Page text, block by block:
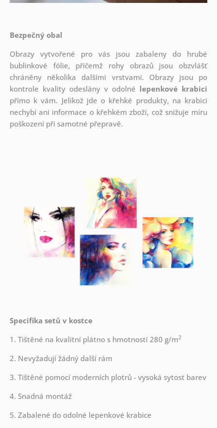
Bezpečný obal
Obrazy vytvořené pro vás jsou zabaleny do hrubé
bublinkové fólie, přičemž rohy obrazů jsou obzvlášť
chráněny několika dalšími vrstvami. Obrazy jsou po
kontrole kvality odeslány v odolné lepenkové krabici
přímo k vám. Jelikož jde o křehké produkty, na krabici
nechybí ani informace o křehkém zboží, což snižuje míru
poškození při samotné přepravě.
Specifika setů v kostce
1. Tištěné na kvalitní plátno s hmotností 280 g/m2
2. Nevyžadují žádný další rám
3. Tištěné pomocí moderních plotrů - vysoká sytost barev
4. Snadná montáž
5. Zabalené do odolné lepenkové krabice